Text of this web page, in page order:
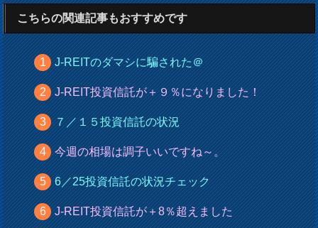
こちらの関連記事もおすすめです
J-REITのダマシに騙された＠
J-REIT投資信託が＋９％になりました！
７／１５投資信託の状況
今週の相場は調子いいですね～。
6／25投資信託の状況チェック
J-REIT投資信託が＋8％超えました